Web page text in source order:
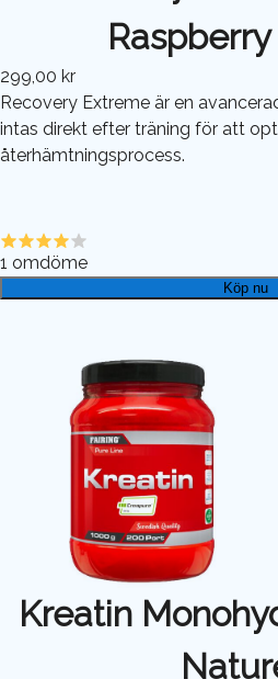
299,00 kr
Recovery Extreme är en
intas direkt efter träning för att
återhämtningsprocess.
1 omdöme
Köp nu
Kreatin